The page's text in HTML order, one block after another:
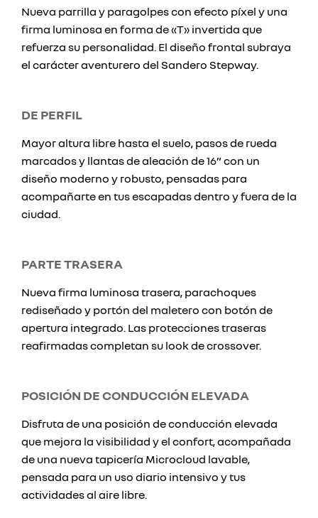
Nueva parrilla y paragolpes con efecto píxel y una
firma luminosa en forma de «T» invertida que
refuerza su personalidad. El diseño frontal subraya
el carácter aventurero del Sandero Stepway.
DE PERFIL
Mayor altura libre hasta el suelo, pasos de rueda
marcados y llantas de aleación de 16” con un
diseño moderno y robusto, pensadas para
acompañarte en tus escapadas dentro y fuera de la
ciudad.
PARTE TRASERA
Nueva firma luminosa trasera, parachoques
rediseñado y portón del maletero con botón de
apertura integrado. Las protecciones traseras
reafirmadas completan su look de crossover.
POSICIÓN DE CONDUCCIÓN ELEVADA
Disfruta de una posición de conducción elevada
que mejora la visibilidad y el confort, acompañada
de una nueva tapicería Microcloud lavable,
pensada para un uso diario intensivo y tus
actividades al aire libre.